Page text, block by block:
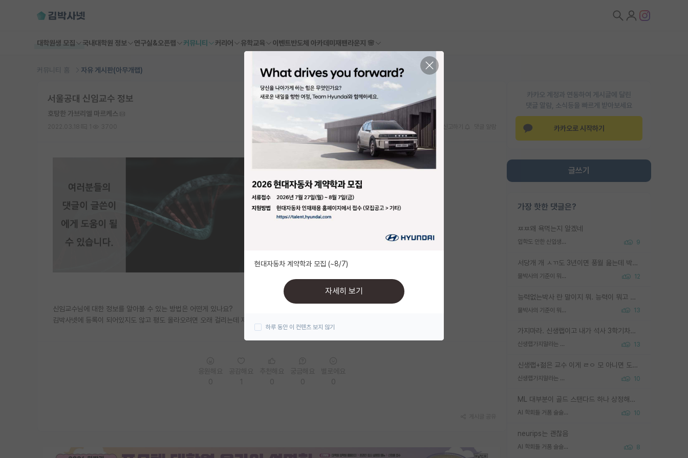
대학원생 모집 국내대학원 정보 연구실&오픈랩 커뮤니티 커리어 유학교육 이벤트반도체 아카데미 재팬라운지 🌸
커뮤니티 홈 자유 게시판(아무개랩)
카카오 계정과 연동하여 게시글에 달린
댓글 알람, 소식등을 빠르게 받아보세요
카카오로 시작하기
글쓰기
가장 핫한 댓글은?
ㅉㅉ왜 욕먹는지 알겠네
입학도 안한 신입생이 원래 관심을 받나요 9
서당개 개 ㅅㄲ도 3년이면 풍월 읊는데 박사 5년 이상 대리고 있으면서 물된건 교수 탓 맞는ㄱ게 거기가 서당이 아니란 소리임
물박사의 기준이 뭐임? 12
능력없는박사 란 말이지 뭐. 능력이 뭐고 능력이 있다는게 뭔지는 사람마다 기준이 다르니까 얘기해봐야 서로 자기 기준만 얘기해서 논쟁이 끝이 안나고. 주위에서 능력있고 야심있는 신입생이 교수가 유의미한 피드백을 아예 안주면서 제대로된 과제에 참여해볼 기회도 제공하지 않고 잡일 뺑뺑이만 돌려서 맨날 단순작업만 하면서 밤새다가 눈빛이 점점 죽어가는걸 본 사람은 물박사는 교수탓이라고 하고, 교수는 이것저것 알려도 주고 기회도 주고 사수 동기 붙여주면서 어떻게든 끌고가려고 하는데 본인이 매일 뺀질거리면서 출근 하는둥마는둥 하다가 기껏 와서도 폰이나 쳐다보다가 실험 망치고 저녁약속있어서 먼저 가볼게요~ 하는걸 본 사람은 물박사는 본인탓이라고 함.
물박사의 기준이 뭐임? 13
가지마라. 신생랩이고 내가 석사 3학기차인데 최고참인데 나도 아무것도 모르는데 교수가 후배들 왜 논문 교육 안시키냐. 논문 왜 안 써오냐 닦달한다
신생랩가지말라는 이유가 있었구나 13
신생랩+젊은 교수 이게 ㄹㅇ 모 아니면 도인듯.
신생랩가지말라는 이유가 있었구나 10
ML 대부분이 골드 스탠다드 하나 상정해놓고 (벤치마크 데이터셋이 여러 개면 여러 개 상정) 그거 얼마나 잘 맞추나 싸움임 가끔 번뜩이는 설계 철학을 보여주는 논문들도 있지만 대부분 그거 성적 얼마나 더 올리느라에 혈안이 되어 있는 측면이 잇음
AI 학회들 거품 슬슬 지적이 나오네요 10
neurips는 괜찮음
AI 학회들 거품 슬슬 지적이 나오네요 8
서울공대 신임교수 정보
호탕한 가브리엘 마르케스
스크랩
신임교수님에 대한 정보를 알아볼 수 있는 방법은 어떤게 있나요?
김박사넷에 등록이 되어있지도 않고 평도 올라오려면 오래 걸리는데 제가 곧 졸업이라서요
현대자동차 계약학과 모집 (~8/7)
자세히 보기
하루 동안 이 컨텐츠 보지 않기